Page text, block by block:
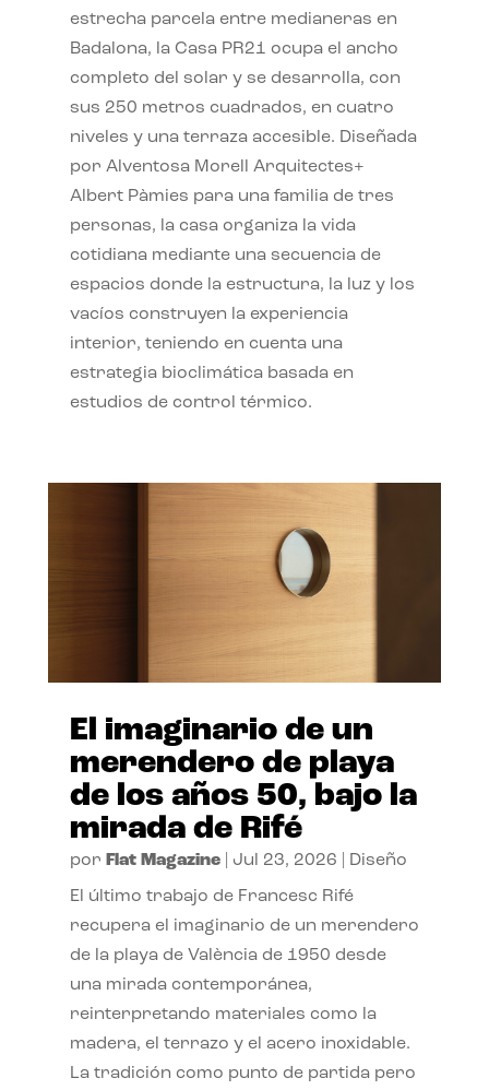
estrecha parcela entre medianeras en
Badalona, la Casa PR21 ocupa el ancho
completo del solar y se desarrolla, con
sus 250 metros cuadrados, en cuatro
niveles y una terraza accesible. Diseñada
por Alventosa Morell Arquitectes+
Albert Pàmies para una familia de tres
personas, la casa organiza la vida
cotidiana mediante una secuencia de
espacios donde la estructura, la luz y los
vacíos construyen la experiencia
interior, teniendo en cuenta una
estrategia bioclimática basada en
estudios de control térmico.
El imaginario de un
merendero de playa
de los años 50, bajo la
mirada de Rifé
por Flat Magazine| Jul 23, 2026 Diseño
El último trabajo de Francesc Rifé
recupera el imaginario de un merendero
de la playa de València de 1950 desde
una mirada contemporánea,
reinterpretando materiales como la
madera, el terrazo y el acero inoxidable.
La tradición como punto de partida pero